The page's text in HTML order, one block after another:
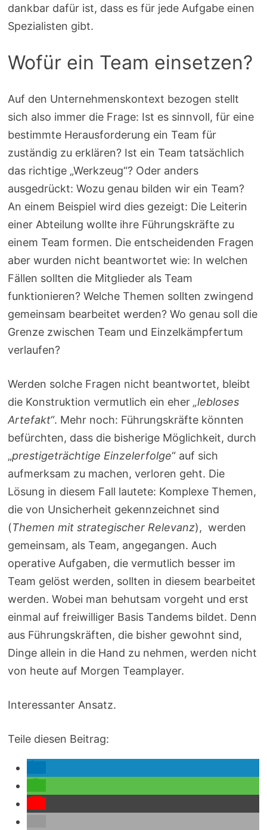
dankbar dafür ist, dass es für jede Aufgabe einen
Spezialisten gibt.
Wofür ein Team einsetzen?
Auf den Unternehmenskontext bezogen stellt
sich also immer die Frage: Ist es sinnvoll, für eine
bestimmte Herausforderung ein Team für
zuständig zu erklären? Ist ein Team tatsächlich
das richtige „Werkzeug“? Oder anders
ausgedrückt: Wozu genau bilden wir ein Team?
An einem Beispiel wird dies gezeigt: Die Leiterin
einer Abteilung wollte ihre Führungskräfte zu
einem Team formen. Die entscheidenden Fragen
aber wurden nicht beantwortet wie: In welchen
Fällen sollten die Mitglieder als Team
funktionieren? Welche Themen sollten zwingend
gemeinsam bearbeitet werden? Wo genau soll die
Grenze zwischen Team und Einzelkämpfertum
verlaufen?
Werden solche Fragen nicht beantwortet, bleibt
die Konstruktion vermutlich ein eher„lebloses
Artefakt“. Mehr noch: Führungskräfte könnten
befürchten, dass die bisherige Möglichkeit, durch
„prestigeträchtige Einzelerfolge“ auf sich
aufmerksam zu machen, verloren geht. Die
Lösung in diesem Fall lautete: Komplexe Themen,
die von Unsicherheit gekennzeichnet sind
(Themen mit strategischer Relevanz), werden
gemeinsam, als Team, angegangen. Auch
operative Aufgaben, die vermutlich besser im
Team gelöst werden, sollten in diesem bearbeitet
werden. Wobei man behutsam vorgeht und erst
einmal auf freiwilliger Basis Tandems bildet. Denn
aus Führungskräften, die bisher gewohnt sind,
Dinge allein in die Hand zu nehmen, werden nicht
von heute auf Morgen Teamplayer.
Interessanter Ansatz.
Teile diesen Beitrag: